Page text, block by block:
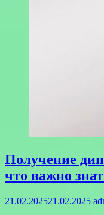
Получение
что важно
21.02.202521.02.2025